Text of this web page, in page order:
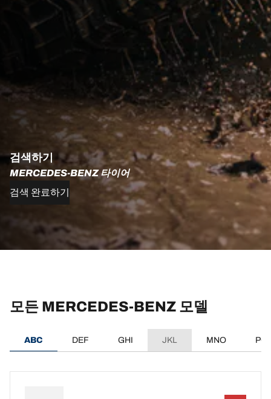
검색하기
MERCEDES-BENZ 타이어
검색 완료하기
모든 MERCEDES-BENZ 모델
ABC DEF GHI JKL MNO